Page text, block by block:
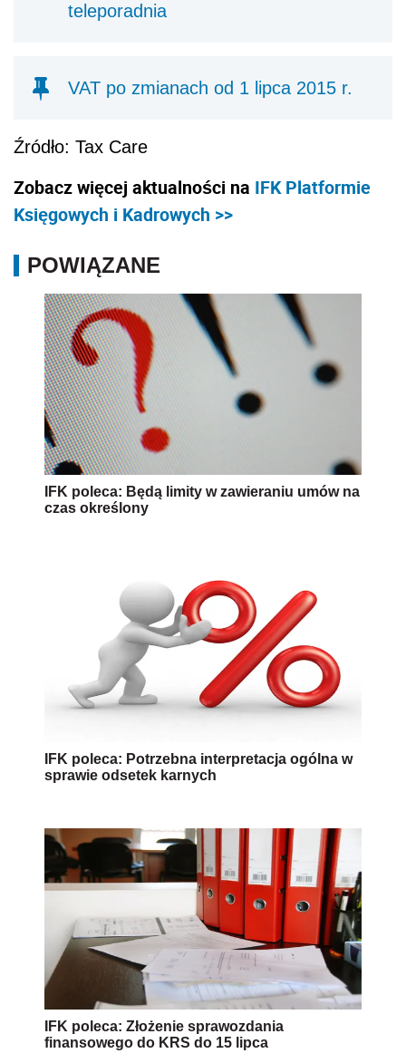
teleporadnia
VAT po zmianach od 1 lipca 2015 r.
Źródło: Tax Care
Zobacz więcej aktualności na IFK Platformie
Księgowych i Kadrowych >>
POWIĄZANE
IFK poleca: Będą limity w zawieraniu umów na
czas określony
IFK poleca: Potrzebna interpretacja ogólna w
sprawie odsetek karnych
IFK poleca: Złożenie sprawozdania
finansowego do KRS do 15 lipca